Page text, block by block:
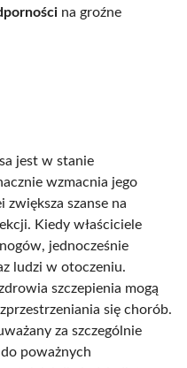
na groźne
jest w stanie
wzmacnia jego
zwiększa szanse na
Kiedy właściciele
jednocześnie
ludzi w otoczeniu.
szczepienia mogą
się chorób.
za szczególnie
poważnych